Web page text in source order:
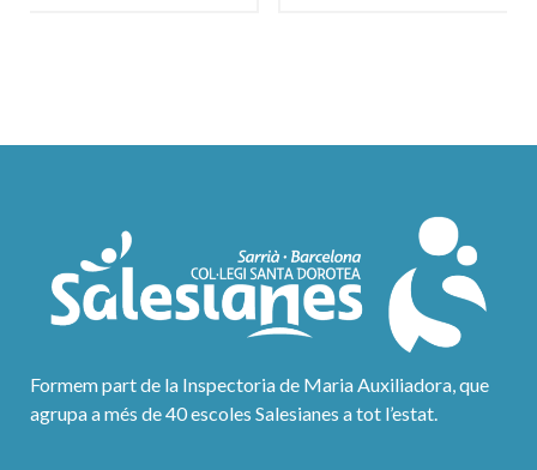
Formem part de la Inspectoria de Maria Auxiliadora, que
agrupa a més de 40 escoles Salesianes a tot l’estat.